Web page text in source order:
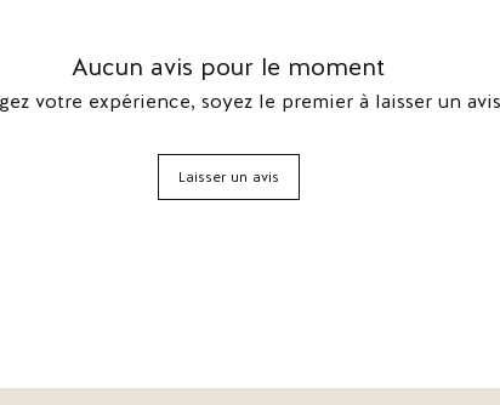
Aucun avis pour le moment
votre expérience, soyez le premier à laisser un
Laisser un avis